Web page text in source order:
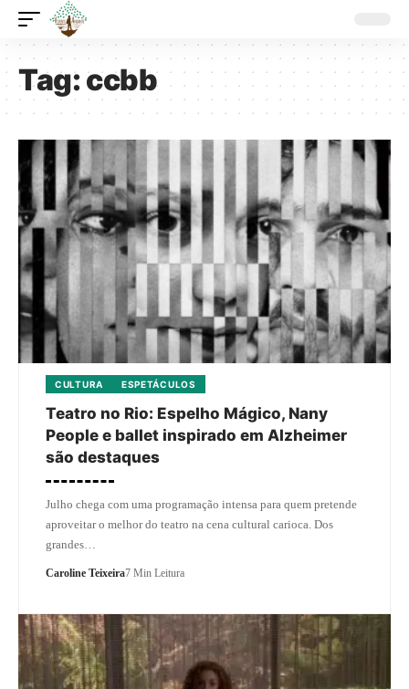
Tag:ccbb
CULTURA ESPETÁCULOS
Teatro no Rio: Espelho Mágico, Nany
People e ballet inspirado em Alzheimer
são destaques
Julho chega com uma programação intensa para quem pretende
aproveitar o melhor do teatro na cena cultural carioca. Dos
grandes…
Caroline Teixeira7 Min Leitura